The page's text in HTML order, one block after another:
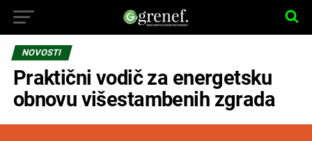
NOVOSTI
Praktični vodič za energetsku
obnovu višestambenih zgrada